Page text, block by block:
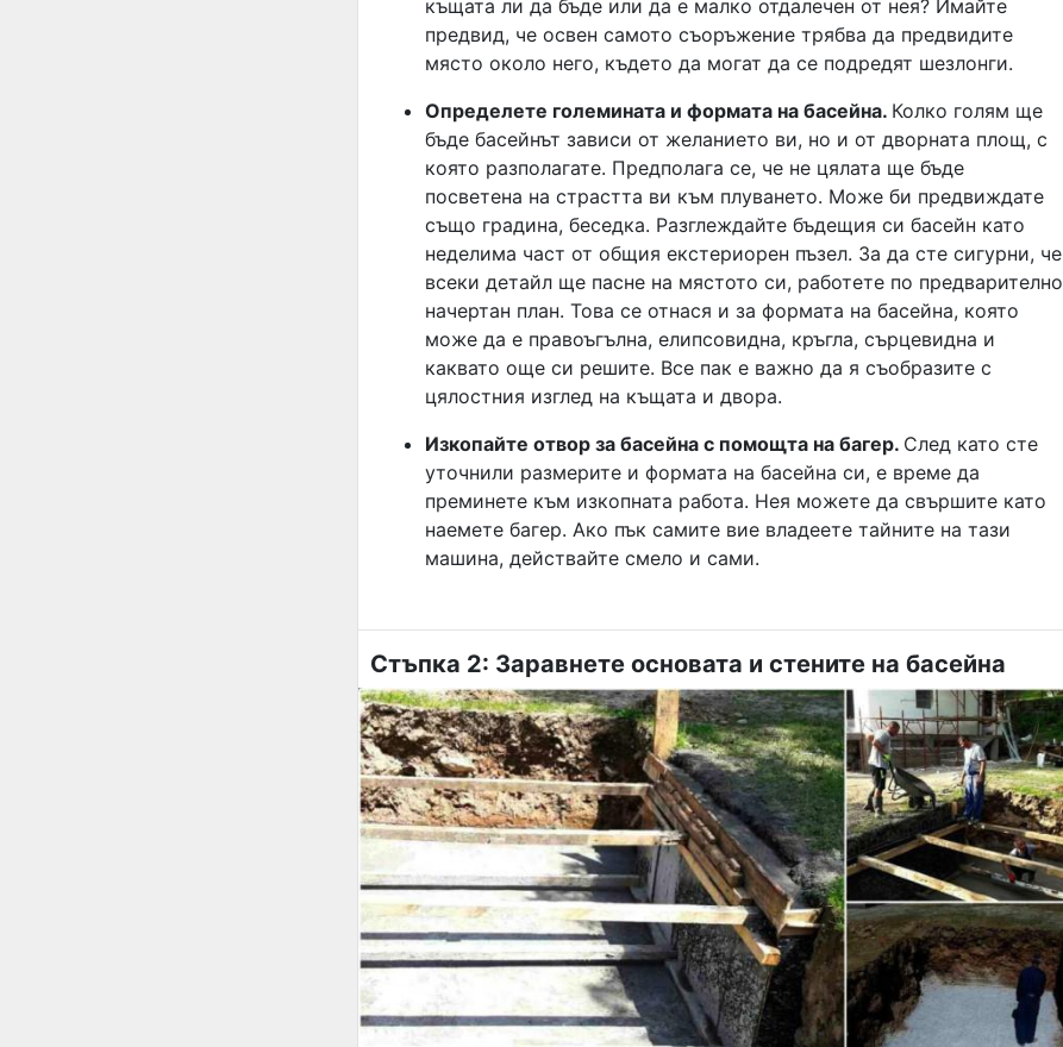
къщата ли да бъде или да е малко отдалечен от нея? Имайте
предвид, че освен самото съоръжение трябва да предвидите
място около него, където да могат да се подредят шезлонги.
Определете големината и формата на басейна. Колко голям ще
бъде басейнът зависи от желанието ви, но и от дворната площ, с
която разполагате. Предполага се, че не цялата ще бъде
посветена на страстта ви към плуването. Може би предвиждате
също градина, беседка. Разглеждайте бъдещия си басейн като
неделима част от общия екстериорен пъзел. За да сте сигурни, че
всеки детайл ще пасне на мястото си, работете по предварително
начертан план. Това се отнася и за формата на басейна, която
може да е правоъгълна, елипсовидна, кръгла, сърцевидна и
каквато още си решите. Все пак е важно да я съобразите с
цялостния изглед на къщата и двора.
Изкопайте отвор за басейна с помощта на багер. След като сте
уточнили размерите и формата на басейна си, е време да
преминете към изкопната работа. Нея можете да свършите като
наемете багер. Ако пък самите вие владеете тайните на тази
машина, действайте смело и сами.
Стъпка 2: Заравнете основата и стените на басейна